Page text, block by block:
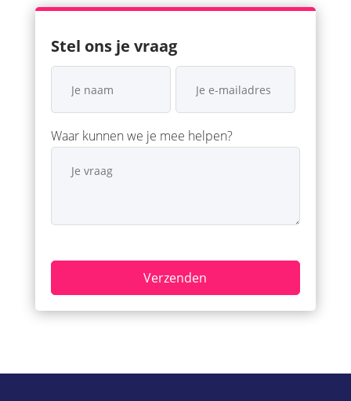
Stel ons je vraag
Waar kunnen we je mee helpen?